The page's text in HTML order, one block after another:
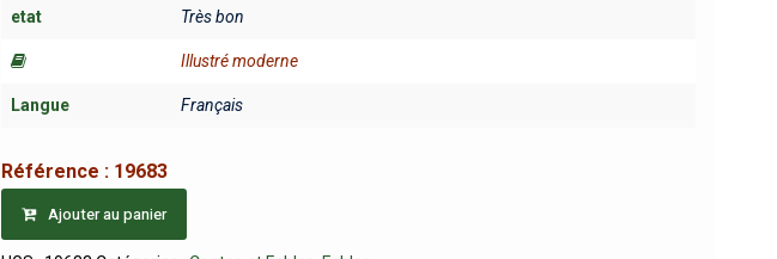
etat Très bon
Illustré moderne
Langue Français
Référence : 19683
Ajouter au panier